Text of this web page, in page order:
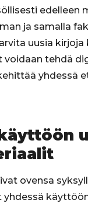
edelleen
ja samalla
uusia kirjoja
voidaan tehdä
yhdessä
ovensa